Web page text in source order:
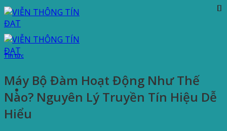
Bỏ
qua
nội
dung
Tin tức
Máy Bộ Đàm Hoạt Động Như Thế
Nào? Nguyên Lý Truyền Tín Hiệu Dễ
Hiểu